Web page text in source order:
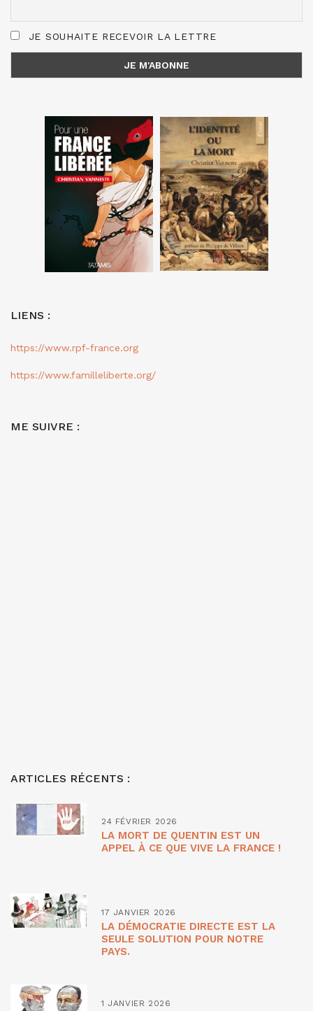
JE SOUHAITE RECEVOIR LA LETTRE
LIENS :
https://www.rpf-france.org
https://www.familleliberte.org/
ME SUIVRE :
ARTICLES RÉCENTS :
24 FÉVRIER 2026
LA MORT DE QUENTIN EST UN
APPEL À CE QUE VIVE LA FRANCE !
17 JANVIER 2026
LA DÉMOCRATIE DIRECTE EST LA
SEULE SOLUTION POUR NOTRE
PAYS.
1 JANVIER 2026